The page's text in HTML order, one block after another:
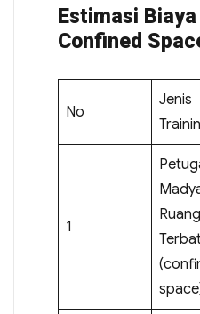
Estimasi
Confined
No
Jenis
1
Ruang